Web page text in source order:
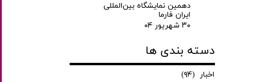
دهمین نمایشگاه بین‌المللی
ایران فارما
۳۰ شهریور ۰۴
دسته بندی ها
اخبار (۹۴)